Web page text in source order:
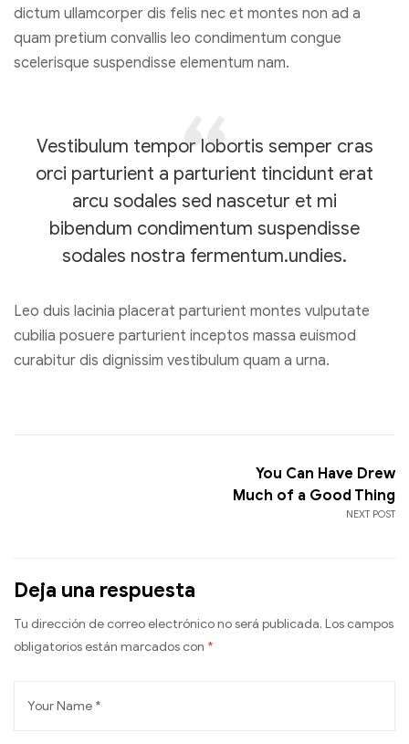
dictum ullamcorper dis felis nec et montes non ad a
quam pretium convallis leo condimentum congue
scelerisque suspendisse elementum nam.
Vestibulum tempor lobortis semper cras
orci parturient a parturient tincidunt erat
arcu sodales sed nascetur et mi
bibendum condimentum suspendisse
sodales nostra fermentum.undies.
Leo duis lacinia placerat parturient montes vulputate
cubilia posuere parturient inceptos massa euismod
curabitur dis dignissim vestibulum quam a urna.
NEXT POST
You Can Have Drew
Much of a Good Thing
Deja una respuesta
Tu dirección de correo electrónico no será publicada. Los campos
obligatorios están marcados con *